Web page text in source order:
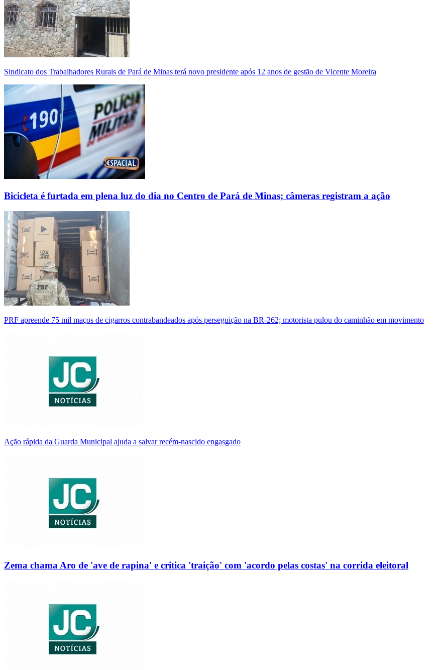
Sindicato dos Trabalhadores Rurais de Pará de Minas terá novo presidente após 12 anos de gestão de Vicente Moreira
Bicicleta é furtada em plena luz do dia no Centro de Pará de Minas; câmeras registram a ação
PRF apreende 75 mil maços de cigarros contrabandeados após perseguição na BR-262; motorista pulou do caminhão em movimento
Ação rápida da Guarda Municipal ajuda a salvar recém-nascido engasgado
Zema chama Aro de 'ave de rapina' e critica 'traição' com 'acordo pelas costas' na corrida eleitoral